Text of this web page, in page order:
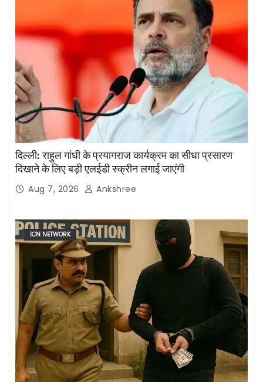
दिल्ली: राहुल गांधी के प्रयागराज कार्यक्रम का सीधा प्रसारण
दिखाने के लिए बड़ी एलईडी स्क्रीन लगाई जाएंगी
Aug 7, 2026 Ankshree
ICN NETWORK